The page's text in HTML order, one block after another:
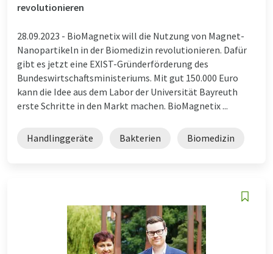
revolutionieren
28.09.2023 - BioMagnetix will die Nutzung von Magnet-
Nanopartikeln in der Biomedizin revolutionieren. Dafür
gibt es jetzt eine EXIST-Gründerförderung des
Bundeswirtschaftsministeriums. Mit gut 150.000 Euro
kann die Idee aus dem Labor der Universität Bayreuth
erste Schritte in den Markt machen. BioMagnetix ...
Handlinggeräte Bakterien Biomedizin